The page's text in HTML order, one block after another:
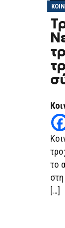
το
[…]